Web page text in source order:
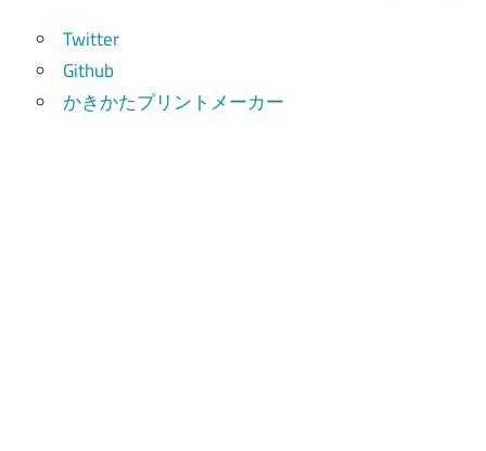
Twitter
Github
かきかたプリントメーカー